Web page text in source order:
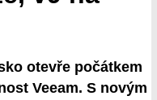
otevře počátkem
Veeam. S novým